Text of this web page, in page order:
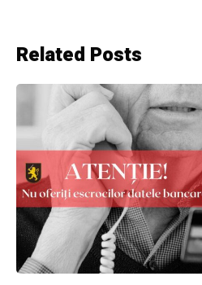
Related Posts